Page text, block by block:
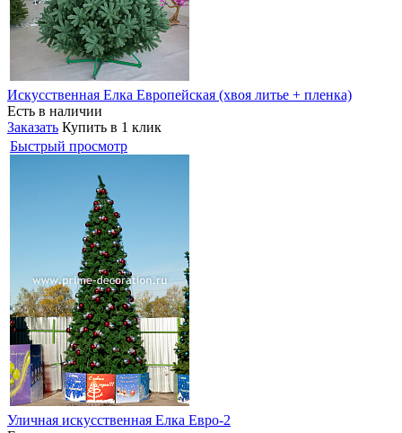
Искусственная Елка Европейская (хвоя литье + пленка)
Есть в наличии
Заказать Купить в 1 клик
Быстрый просмотр
Уличная искусственная Елка Евро-2